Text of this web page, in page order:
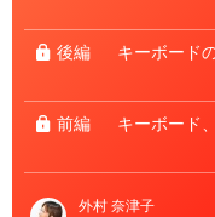
ー
後編 キーボード
前編 キーボード
外村 奈津子